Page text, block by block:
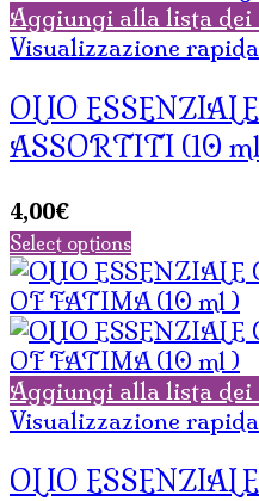
Aggiungi alla lista dei
Visualizzazione rapida
OLIO
ASSORTITI (10
4,00€
Select options
Aggiungi alla lista dei
Visualizzazione rapida
OLIO